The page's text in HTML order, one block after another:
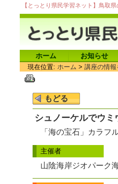
【とっとり県民学習ネット】鳥取
ホーム お知らせ
現在位置: ホーム > 講座の情報
シュノーケルでウミ
「海の宝石」カラフ
主催者
山陰海岸ジオパーク